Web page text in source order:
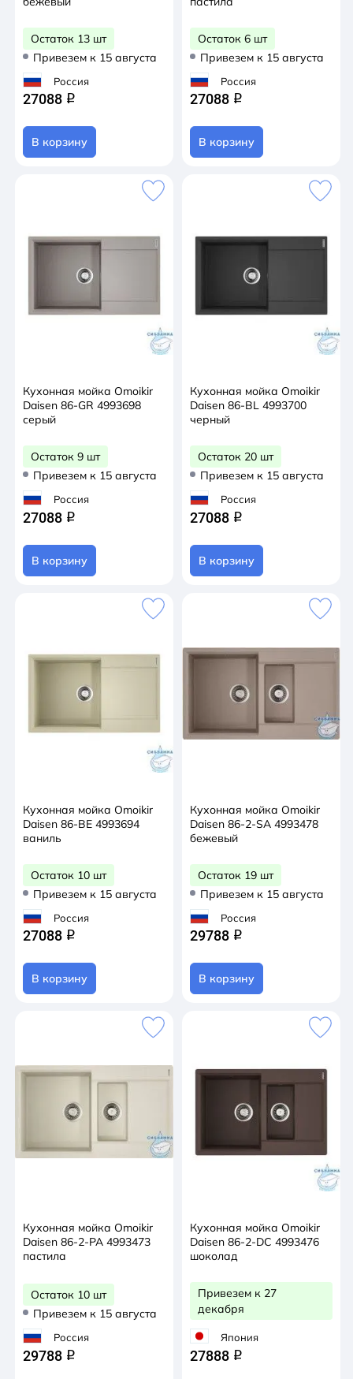
Остаток 13 шт
Привезем к 15 августа
Россия
27088 q
В корзину
Остаток 6 шт
Привезем к 15 августа
Россия
27088 q
В корзину
Кухонная мойка Omoikir
Daisen 86-GR 4993698
серый
Остаток 9 шт
Привезем к 15 августа
Россия
27088 q
В корзину
Кухонная мойка Omoikir
Daisen 86-BL 4993700
черный
Остаток 20 шт
Привезем к 15 августа
Россия
27088 q
В корзину
Кухонная мойка Omoikir
Daisen 86-BE 4993694
ваниль
Остаток 10 шт
Привезем к 15 августа
Россия
27088 q
В корзину
Кухонная мойка Omoikir
Daisen 86-2-SA 4993478
бежевый
Остаток 19 шт
Привезем к 15 августа
Россия
29788 q
В корзину
Кухонная мойка Omoikir
Daisen 86-2-PA 4993473
пастила
Остаток 10 шт
Привезем к 15 августа
Россия
29788 q
Кухонная мойка Omoikir
Daisen 86-2-DC 4993476
шоколад
Привезем к 27
декабря
Япония
27888 q